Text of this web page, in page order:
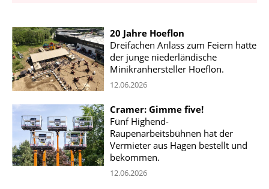
KONTAKT
20 Jahre Hoeflon
Dreifachen Anlass zum Feiern hatte
der junge niederländische
Minikranhersteller Hoeflon.
12.06.2026
Cramer: Gimme five!
Fünf Highend-
Raupenarbeitsbühnen hat der
Vermieter aus Hagen bestellt und
bekommen.
12.06.2026